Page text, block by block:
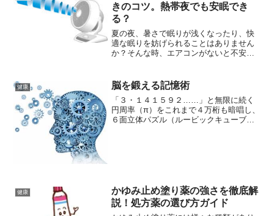
きのコツ。熱帯夜でも安眠でき
る？
夏の夜、暑さで眠りが浅くなったり、快
適な眠りを妨げられることはありません
か？そんな時、エアコンがないと不安に
れることができます。今回は、サーキュ
レーターを使った快眠術に...
健康 脳を鍛える記憶術
「３・１４１５９２……」と無限に続く
円周率（π）をこれまで４万桁も暗唱し、
６面立体パズル（ルービックキューブ）
健康
かゆみ止め塗り薬の強さを徹底解
説！処方薬の選び方ガイド